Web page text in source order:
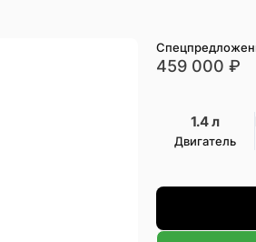
459 000 ₽
1.4 л
Двигатель